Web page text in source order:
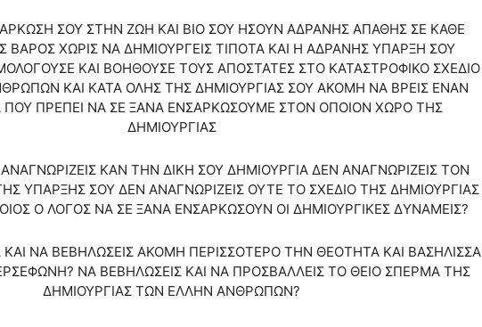
ΣΟΥ ΣΤΗΝ ΖΩΗ ΚΑΙ ΒΙΟ ΣΟΥ ΗΣΟΥΝ ΑΔΡΑΝΗΣ ΑΠΑΘΗΣ ΣΕ ΚΑΘΕ
ΒΑΡΟΣ ΧΩΡΙΣ ΝΑ ΔΗΜΙΟΥΡΓΕΙΣ ΤΙΠΟΤΑ ΚΑΙ Η ΑΔΡΑΝΗΣ ΥΠΑΡΞΗ ΣΟΥ
ΚΑΙ ΒΟΗΘΟΥΣΕ ΤΟΥΣ ΑΠΟΣΤΑΤΕΣ ΣΤΟ ΚΑΤΑΣΤΡΟΦΙΚΟ ΣΧΕΔΙΟ
ΚΑΙ ΚΑΤΑ ΟΛΗΣ ΤΗΣ ΔΗΜΙΟΥΡΓΙΑΣ ΣΟΥ ΑΚΟΜΗ ΝΑ ΒΡΕΙΣ ΕΝΑΝ
ΠΟΥ ΠΡΕΠΕΙ ΝΑ ΣΕ ΞΑΝΑ ΕΝΣΑΡΚΩΣΟΥΜΕ ΣΤΟΝ ΟΠΟΙΟΝ ΧΩΡΟ ΤΗΣ
ΔΗΜΙΟΥΡΓΙΑΣ
ΚΑΝ ΤΗΝ ΔΙΚΗ ΣΟΥ ΔΗΜΙΟΥΡΓΙΑ ΔΕΝ ΑΝΑΓΝΩΡΙΖΕΙΣ ΤΟΝ
ΥΠΑΡΞΗΣ ΣΟΥ ΔΕΝ ΑΝΑΓΝΩΡΙΖΕΙΣ ΟΥΤΕ ΤΟ ΣΧΕΔΙΟ ΤΗΣ ΔΗΜΙΟΥΡΓΙΑΣ
Ο ΛΟΓΟΣ ΝΑ ΣΕ ΞΑΝΑ ΕΝΣΑΡΚΩΣΟΥΝ ΟΙ ΔΗΜΙΟΥΡΓΙΚΕΣ ΔΥΝΑΜΕΙΣ?
ΚΑΙ ΝΑ ΒΕΒΗΛΩΣΕΙΣ ΑΚΟΜΗ ΠΕΡΙΣΣΟΤΕΡΟ ΤΗΝ ΘΕΟΤΗΤΑ ΚΑΙ ΒΑΣΗΛΙΣΣΑ
ΝΑ ΒΕΒΗΛΩΣΕΙΣ ΚΑΙ ΝΑ ΠΡΟΣΒΑΛΛΕΙΣ ΤΟ ΘΕΙΟ ΣΠΕΡΜΑ ΤΗΣ
ΔΗΜΙΟΥΡΓΙΑΣ ΤΩΝ ΕΛΛΗΝ ΑΝΘΡΩΠΩΝ?